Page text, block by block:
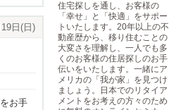
日(日)
お手
住宅探しを通し、お客様の
「幸せ」と「快適」をサポー
トいたします。20年以上の不
動産歴から、移り住むことの
大変さを理解し、一人でも多
くのお客様の住居探しのお手
伝いをいたします。一緒にア
メリカの「我が家」を見つけ
ましょう。日本でのリタイア
メントをお考えの方々のため